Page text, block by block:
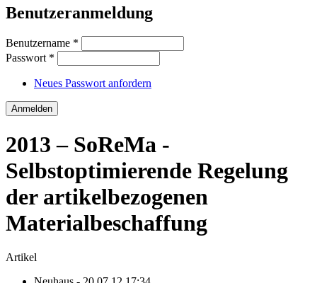
Benutzeranmeldung
Benutzername *
Passwort *
Neues Passwort anfordern
2013 – SoReMa -
Selbstoptimierende Regelung
der artikelbezogenen
Materialbeschaffung
Artikel